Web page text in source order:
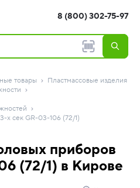
8 (800) 302-75-97
товары
Пластмассовые изделия
х сек GR-03-106 (72/1)
приборов
(72/1) в Кирове